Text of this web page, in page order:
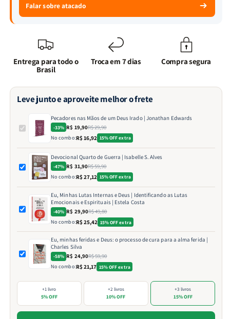
Falar sobre atacado
Entrega para todo o
Brasil
Troca em 7 dias Compra segura
Leve junto e aproveite melhor o frete
Pecadores nas Mãos de um Deus Irado | Jonathan Edwards
-33% R$ 19,90R$ 29,90
No combo:R$ 16,92 15% OFF extra
Devocional Quarto de Guerra | Isabelle S. Alves
-47% R$ 31,90R$ 59,90
No combo:R$ 27,12 15% OFF extra
Eu, Minhas Lutas Internas e Deus | Identificando as Lutas
Emocionais e Espirituais | Estela Costa
-40% R$ 29,90R$ 49,80
No combo:R$ 25,42 15% OFF extra
Eu, minhas feridas e Deus: o processo de cura para a alma ferida |
Charles Silva
-58% R$ 24,90R$ 59,90
No combo:R$ 21,17 15% OFF extra
+1 livro
5% OFF
+2 livros
10% OFF
+3 livros
15% OFF